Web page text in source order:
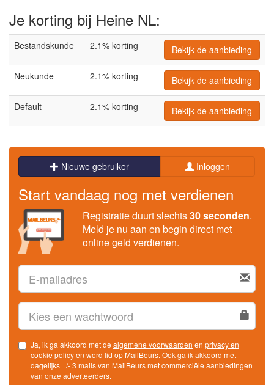
Je korting bij Heine NL:
Bestandskunde 2.1% korting Bekijk de aanbieding
Neukunde 2.1% korting Bekijk de aanbieding
Default 2.1% korting Bekijk de aanbieding
Nieuwe gebruiker Inloggen
Start vandaag nog met verdienen
Registratie duurt slechts30 seconden.
Meld je nu aan en begin direct met
online geld verdienen.
Ja, ik ga akkoord met de algemene voorwaarden en privacy en
cookie policy
dagelijks +/- 3 mails van MailBeurs met commerciële aanbiedingen
van onze adverteerders.